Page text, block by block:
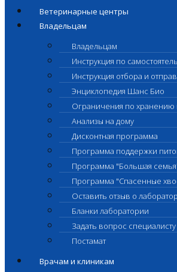
Ветеринарные центры
Владельцам
Владельцам
Инструкция по
Инструкция отбора и
Энциклопедия Шанс Био
Ограничения по хранению
Анализы на дому
Дисконтная программа
Программа поддержки
Программа "Большая
Программа "Спасенные
Оставить отзыв о
Бланки лаборатории
Задать вопрос специалисту
Постамат
Врачам и клиникам